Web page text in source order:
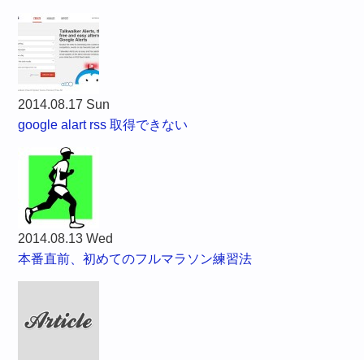
2014.08.17 Sun
google alart rss 取得できない
2014.08.13 Wed
本番直前、初めてのフルマラソン練習法